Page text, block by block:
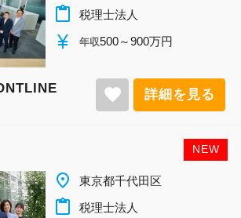
content_paste 税理士法人
currency_yen 年収500～900万円
favorite 詳細を見る
NEW
place 東京都千代田区
content_paste 税理士法人